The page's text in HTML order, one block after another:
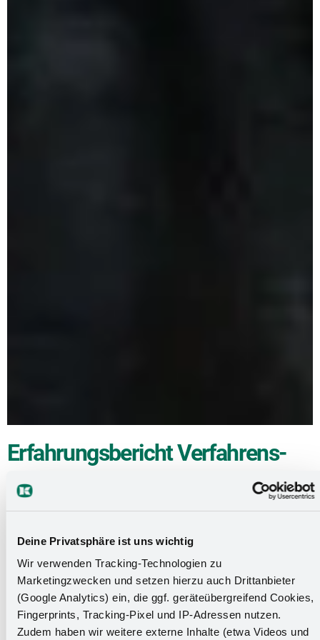
Deine Privatsphäre ist uns wichtig
Wir verwenden Tracking-Technologien zu
Marketingzwecken und setzen hierzu auch Drittanbieter
(Google Analytics) ein, die ggf. geräteübergreifend Cookies,
Fingerprints, Tracking-Pixel und IP-Adressen nutzen.
Zudem haben wir weitere externe Inhalte (etwa Videos und
Erfahrungs­bericht Verfahrens­
mechaniker – Beschich­
tungstechnik (m/w/d)
von Deniz Yilmaz
Wie bist du auf Kesseböhmer aufmerksam geworden?
Nach meinem Schullabschluss hat mir der Bruder von
meinem Kumpel von Kesseböhmer erzählt, da er zu dem